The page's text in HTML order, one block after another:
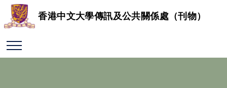
香港中文大學傳訊及公共關係處（刊物）